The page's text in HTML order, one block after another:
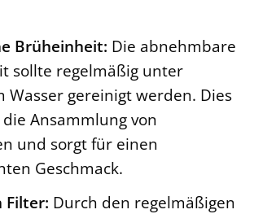
Brüheinheit: Die abnehmbare
sollte regelmäßig unter
Wasser gereinigt werden. Dies
Ansammlung von
und sorgt für einen
Geschmack.
Filter: Durch den regelmäßigen